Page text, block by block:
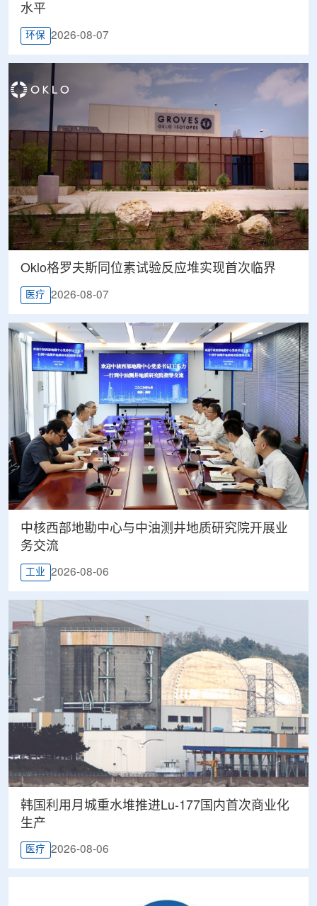
水平
环保 2026-08-07
Oklo格罗夫斯同位素试验反应堆实现首次临界
医疗 2026-08-07
中核西部地勘中心与中油测井地质研究院开展业
务交流
工业 2026-08-06
韩国利用月城重水堆推进Lu-177国内首次商业化
生产
医疗 2026-08-06